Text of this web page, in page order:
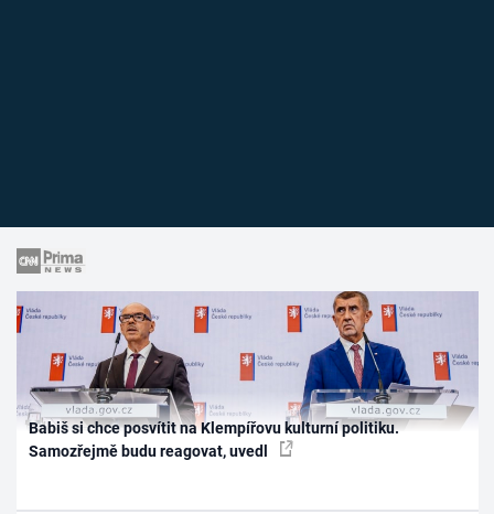
Babiš si chce posvítit na Klempířovu kulturní politiku.
Samozřejmě budu reagovat, uvedl